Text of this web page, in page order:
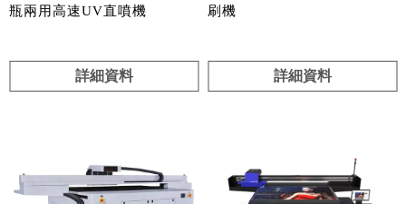
瓶兩用高速UV直噴機
詳細資料
刷機
詳細資料